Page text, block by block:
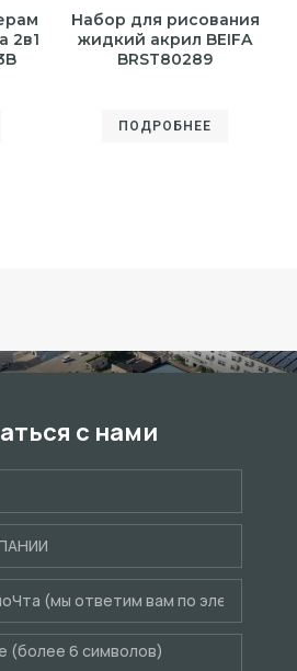
2в1
Набор для рисования
жидкий акрил BEIFA
BRST80289
ПОДРОБНЕЕ
с нами